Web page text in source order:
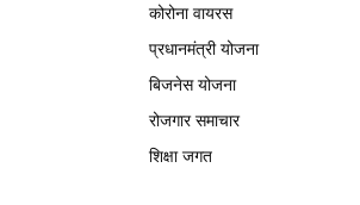
कोरोना वायरस
प्रधानमंत्री योजना
बिजनेस योजना
रोजगार समाचार
शिक्षा जगत